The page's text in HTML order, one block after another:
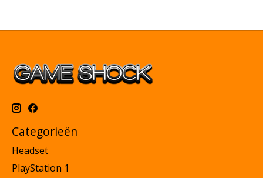
Categorieën
Headset
PlayStation 1